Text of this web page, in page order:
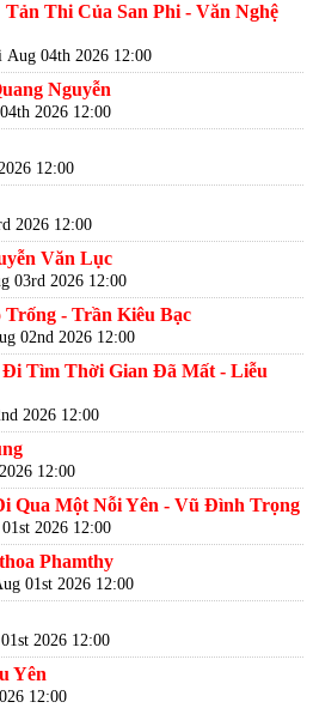
Thi Của San Phi - Văn Nghệ
Aug 04th 2026 12:00
Nguyễn
2026 12:00
12:00
2026 12:00
Văn Lục
03rd 2026 12:00
Trống - Trần Kiêu Bạc
02nd 2026 12:00
Tìm Thời Gian Đã Mất - Liễu
2026 12:00
12:00
Qua Một Nỗi Yên - Vũ Đình Trọng
2026 12:00
Phamthy
01st 2026 12:00
2026 12:00
Yên
12:00